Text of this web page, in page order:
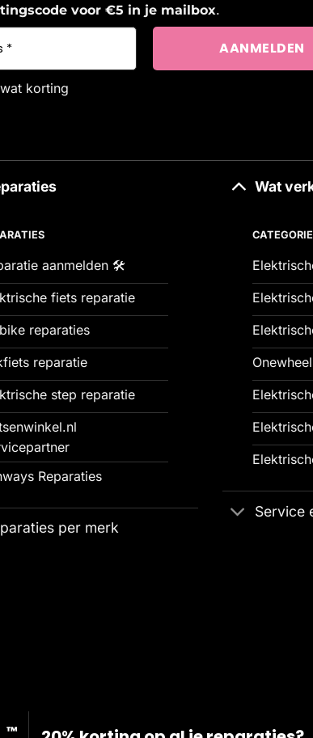
voor €5 in je mailbox.
korting
aanmelden 🛠️
fiets reparatie
reparaties
reparatie
step reparatie
Reparaties
per merk
Wat
Onewheel
Service